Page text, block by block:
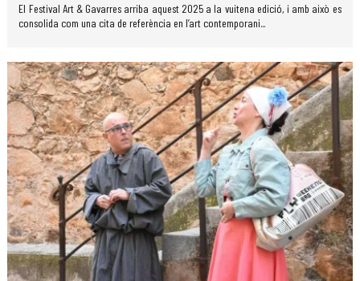
El Festival Art & Gavarres arriba aquest 2025 a la vuitena edició, i amb això es
consolida com una cita de referència en l’art contemporani...